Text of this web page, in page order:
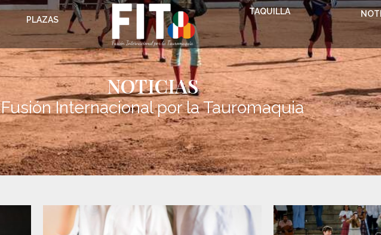
PLAZAS
TAQUILLA
NOTICIAS
Fusión Internacional por la Tauromaquia